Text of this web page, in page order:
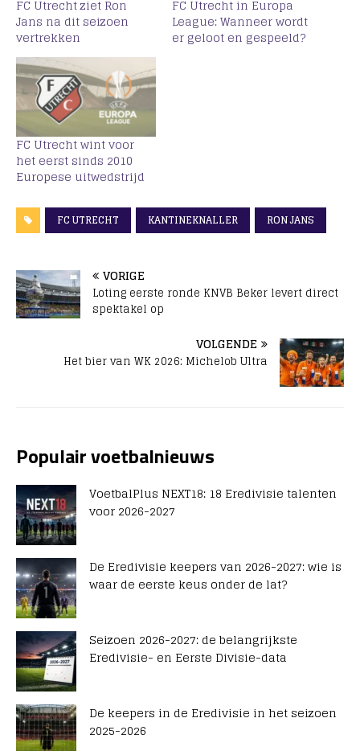
FC Utrecht ziet Ron
Jans na dit seizoen
vertrekken
FC Utrecht in Europa
League: Wanneer wordt
er geloot en gespeeld?
FC Utrecht wint voor
het eerst sinds 2010
Europese uitwedstrijd
FC UTRECHT KANTINEKNALLER RON JANS
VORIGE
Loting eerste ronde KNVB Beker levert direct
spektakel op
VOLGENDE
Het bier van WK 2026: Michelob Ultra
Populair voetbalnieuws
VoetbalPlus NEXT18: 18 Eredivisie talenten
voor 2026-2027
De Eredivisie keepers van 2026-2027: wie is
waar de eerste keus onder de lat?
Seizoen 2026-2027: de belangrijkste
Eredivisie- en Eerste Divisie-data
De keepers in de Eredivisie in het seizoen
2025-2026